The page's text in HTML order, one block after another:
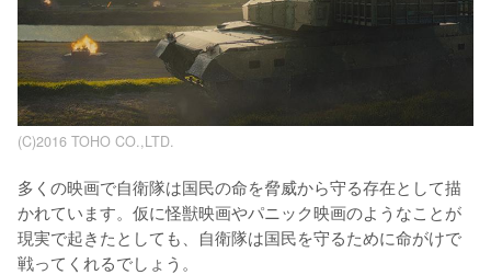
(C)2016 TOHO CO.,LTD.
多くの映画で自衛隊は国民の命を脅威から守る存在として描
かれています。仮に怪獣映画やパニック映画のようなことが
現実で起きたとしても、自衛隊は国民を守るために命がけで
戦ってくれるでしょう。